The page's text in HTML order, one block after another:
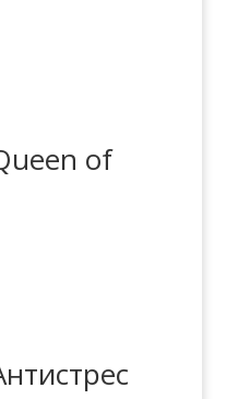
of